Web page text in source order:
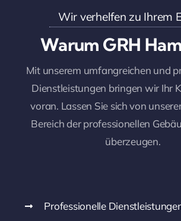
Wir verhelfen zu Ihrem
Warum GRH
Mit unserem umfangreichen und
Dienstleistungen bringen wir Ihr
voran. Lassen Sie sich von
Bereich der professionellen
überzeugen.
Professionelle